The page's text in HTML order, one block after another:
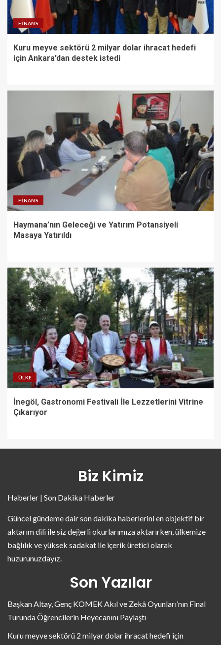
FINANS
Kuru meyve sektörü 2 milyar dolar ihracat hedefi
için Ankara’dan destek istedi
FINANS
Haymana’nın Geleceği ve Yatırım Potansiyeli
Masaya Yatırıldı
ÜLKE
İnegöl, Gastronomi Festivali İle Lezzetlerini Vitrine
Çıkarıyor
Biz Kimiz
Haberler | Son Dakika Haberler
Güncel gündeme dair son dakika haberlerini en objektif bir
aktarım dili ile siz değerli okurlarımıza aktarırken, ülkemize
bağlılık ve yüksek sadakat ile içerik üretici olarak
huzurunuzdayız.
Son Yazılar
Başkan Altay, Genç KOMEK Akıl ve Zekâ Oyunları’nın Final
Turunda Öğrencilerin Heyecanını Paylaştı
Kuru meyve sektörü 2 milyar dolar ihracat hedefi için